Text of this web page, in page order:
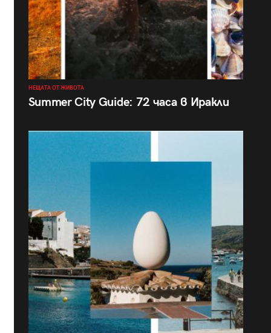
НЕЩАТА ОТ ЖИВОТА
Summer City Guide: 72 часа в Иракли